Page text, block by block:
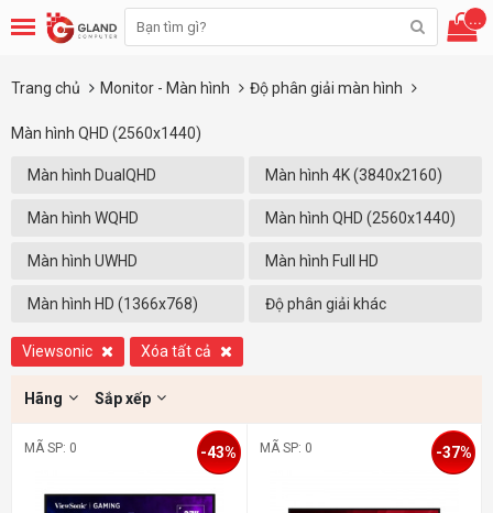
...
Trang chủ Monitor - Màn hình Độ phân giải màn hình
Màn hình QHD (2560x1440)
Màn hình DualQHD
(5120x1440)
Màn hình 4K (3840x2160)
Màn hình WQHD
(3440x1440)
Màn hình QHD (2560x1440)
Màn hình UWHD
(2560X1080)
Màn hình Full HD
(1920x1080)
Màn hình HD (1366x768) Độ phân giải khác
Viewsonic Xóa tất cả
Hãng Sắp xếp
MÃ SP: 0 -43% MÃ SP: 0 -37%